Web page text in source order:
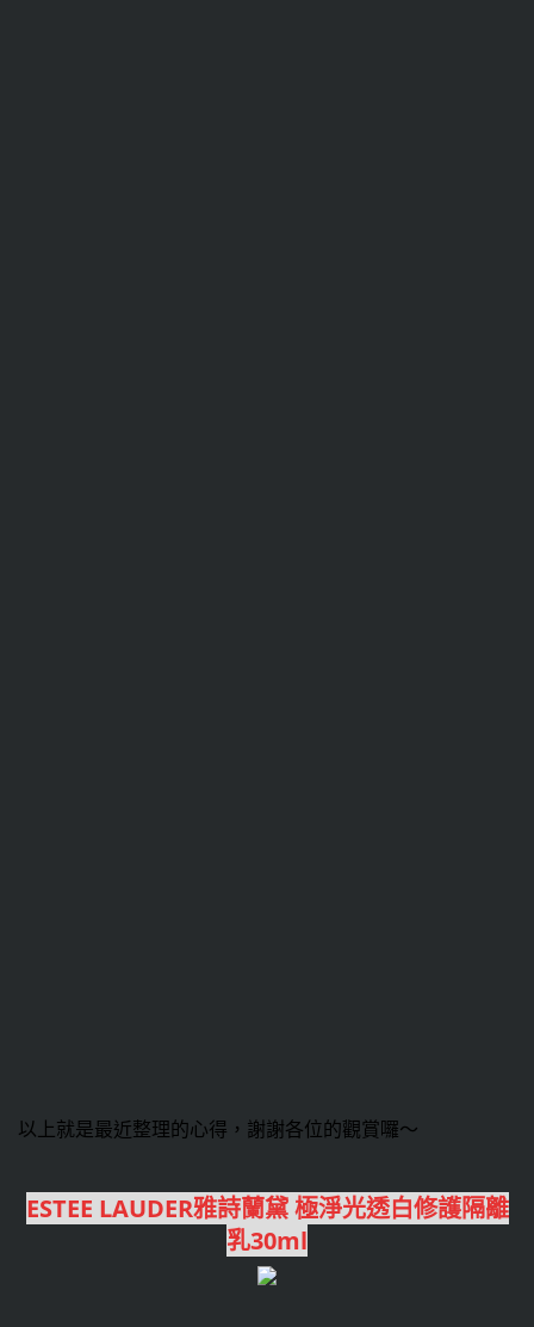
以上就是最近整理的心得，謝謝各位的觀賞囉～
ESTEE LAUDER雅詩蘭黛 極淨光透白修護隔離
乳30ml